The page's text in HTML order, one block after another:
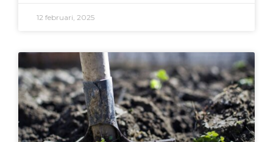
12 februari, 2025